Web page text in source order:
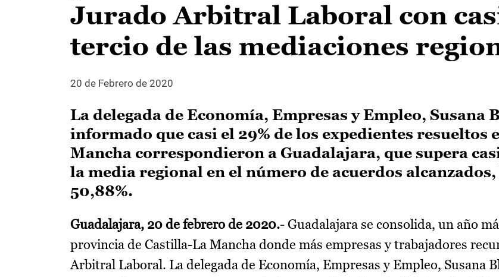
Jurado Arbitral Laboral con
tercio de las mediaciones
20 de Febrero de 2020
La delegada de Economía, Empresas y Empleo, Susana
informado que casi el 29% de los expedientes resueltos
Mancha correspondieron a Guadalajara, que supera
la media regional en el número de acuerdos
50,88%.
Guadalajara, 20 de febrero de 2020.- Guadalajara se consolida, un año
provincia de Castilla-La Mancha donde más empresas y trabajadores
Arbitral Laboral. La delegada de Economía, Empresas y Empleo, Susana